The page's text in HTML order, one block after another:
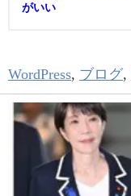
がいい
WordPress, ブログ,